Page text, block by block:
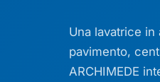
Una lavatrice
pavimento,
ARCHIMEDE